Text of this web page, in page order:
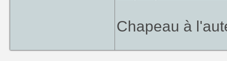
Chapeau à